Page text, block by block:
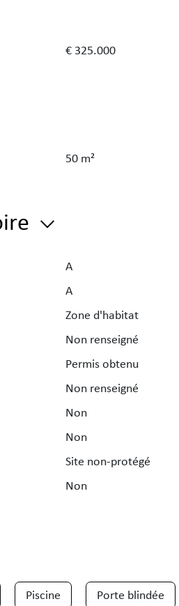
€ 325.000
50 m²
A
A
Zone d'habitat
Non renseigné
Permis obtenu
Non renseigné
Non
Non
Site non-protégé
Non
Piscine Porte blindée